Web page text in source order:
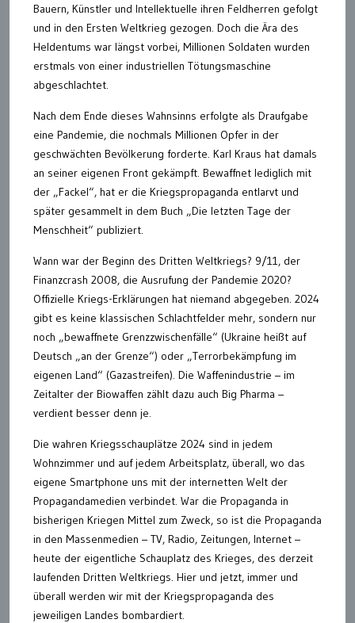
Bauern, Künstler und Intellektuelle ihren Feldherren gefolgt
und in den Ersten Weltkrieg gezogen. Doch die Ära des
Heldentums war längst vorbei, Millionen Soldaten wurden
erstmals von einer industriellen Tötungsmaschine
abgeschlachtet.
Nach dem Ende dieses Wahnsinns erfolgte als Draufgabe
eine Pandemie, die nochmals Millionen Opfer in der
geschwächten Bevölkerung forderte. Karl Kraus hat damals
an seiner eigenen Front gekämpft. Bewaffnet lediglich mit
der „Fackel“, hat er die Kriegspropaganda entlarvt und
später gesammelt in dem Buch „Die letzten Tage der
Menschheit“ publiziert.
Wann war der Beginn des Dritten Weltkriegs? 9/11, der
Finanzcrash 2008, die Ausrufung der Pandemie 2020?
Offizielle Kriegs-Erklärungen hat niemand abgegeben. 2024
gibt es keine klassischen Schlachtfelder mehr, sondern nur
noch „bewaffnete Grenzzwischenfälle“ (Ukraine heißt auf
Deutsch „an der Grenze“) oder „Terrorbekämpfung im
eigenen Land“ (Gazastreifen). Die Waffenindustrie – im
Zeitalter der Biowaffen zählt dazu auch Big Pharma –
verdient besser denn je.
Die wahren Kriegsschauplätze 2024 sind in jedem
Wohnzimmer und auf jedem Arbeitsplatz, überall, wo das
eigene Smartphone uns mit der internetten Welt der
Propagandamedien verbindet. War die Propaganda in
bisherigen Kriegen Mittel zum Zweck, so ist die Propaganda
in den Massenmedien – TV, Radio, Zeitungen, Internet –
heute der eigentliche Schauplatz des Krieges, des derzeit
laufenden Dritten Weltkriegs. Hier und jetzt, immer und
überall werden wir mit der Kriegspropaganda des
jeweiligen Landes bombardiert.